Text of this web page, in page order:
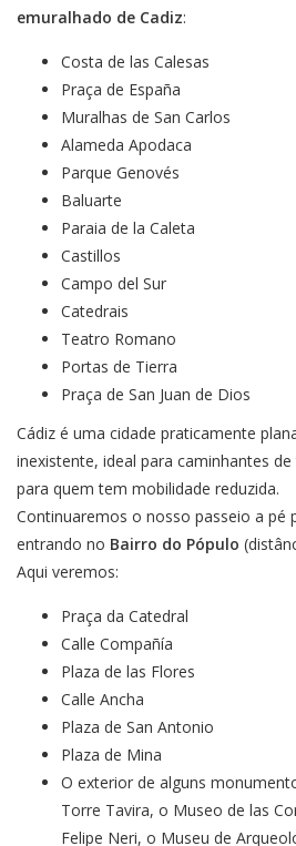
emuralhado de Cadiz:
Costa de las Calesas
Praça de España
Muralhas de San Carlos
Alameda Apodaca
Parque Genovés
Baluarte
Paraia de la Caleta
Castillos
Campo del Sur
Catedrais
Teatro Romano
Portas de Tierra
Praça de San Juan de Dios
Cádiz é uma cidade praticamente
inexistente, ideal para caminhantes
para quem tem mobilidade reduzida.
Continuaremos o nosso passeio a pé
entrando no Bairro do Pópulo
Aqui veremos:
Praça da Catedral
Calle Compañía
Plaza de las Flores
Calle Ancha
Plaza de San Antonio
Plaza de Mina
O exterior de alguns
Torre Tavira, o Museo de las
Felipe Neri, o Museu de